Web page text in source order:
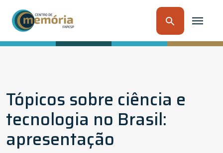
Tópicos sobre ciência e
tecnologia no Brasil:
apresentação